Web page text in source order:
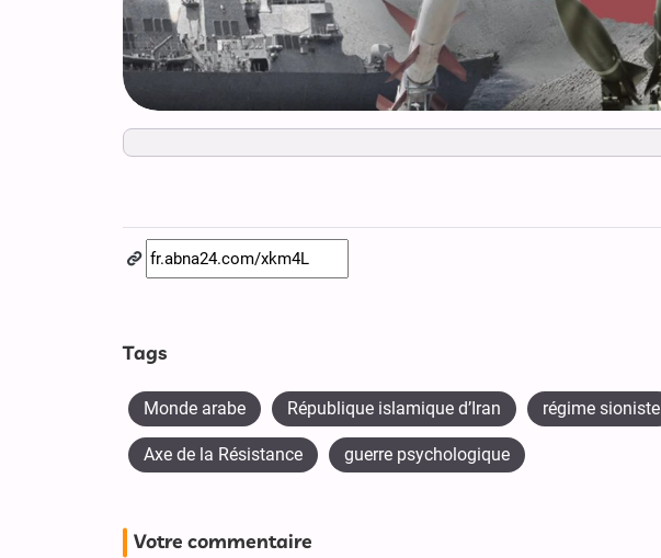
Tags
Monde arabe République islamique d’Iran régime sioniste
Axe de la Résistance guerre psychologique
Votre commentaire